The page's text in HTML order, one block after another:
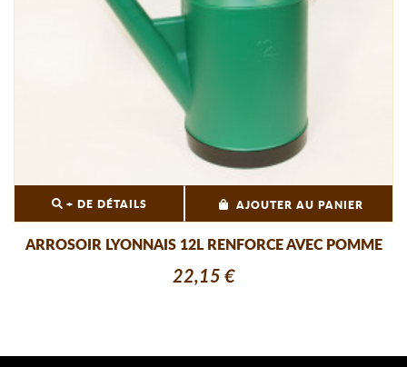
+ DE DÉTAILS AJOUTER AU PANIER
ARROSOIR LYONNAIS 12L RENFORCE AVEC POMME
22,15 €